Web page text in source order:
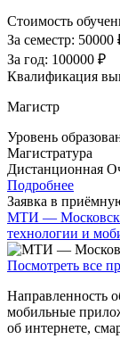
Стоимость
За семестр: 50000
За год: 100000 ₽
Квалификация
Магистр
Уровень
Магистратура
Дистанционная
Подробнее
Заявка в
МТИ —
технологии и
Посмотреть все
Направленность
мобильные
об интернете,